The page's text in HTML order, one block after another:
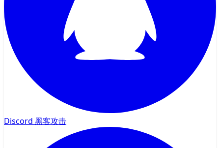
Discord 黑客攻击